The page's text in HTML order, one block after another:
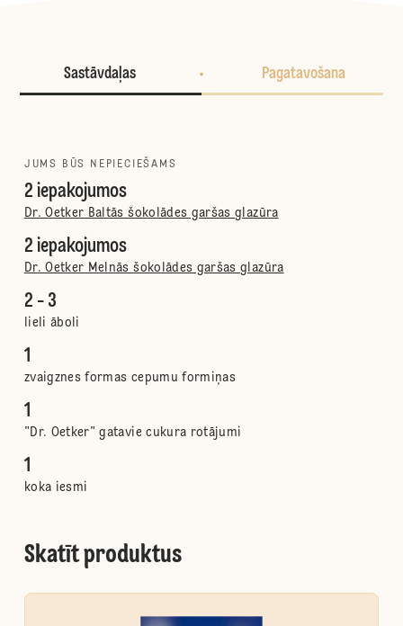
Sastāvdaļas Pagatavošana
JUMS BŪS NEPIECIEŠAMS
2 iepakojumos
Dr. Oetker Baltās šokolādes garšas glazūra
2 iepakojumos
Dr. Oetker Melnās šokolādes garšas glazūra
2 - 3
lieli āboli
1
zvaigznes formas cepumu formiņas
1
"Dr. Oetker" gatavie cukura rotājumi
1
koka iesmi
Skatīt produktus